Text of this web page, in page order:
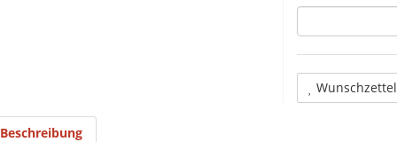
Wunschzettel
Beschreibung